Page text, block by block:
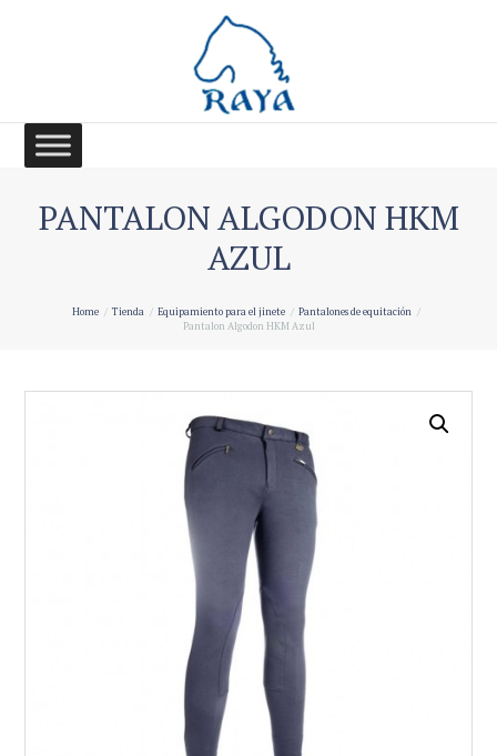
PANTALON ALGODON HKM
AZUL
Home Tienda Equipamiento para el jinete
Pantalones de equitación
Pantalon Algodon HKM Azul